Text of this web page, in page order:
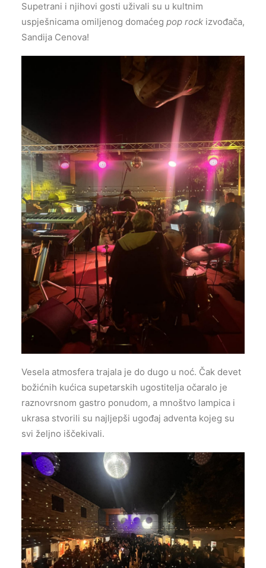
Supetrani i njihovi gosti uživali su u kultnim
uspješnicama omiljenog domaćeg pop rock izvođača,
Sandija Cenova!
Vesela atmosfera trajala je do dugo u noć. Čak devet
božićnih kućica supetarskih ugostitelja očaralo je
raznovrsnom gastro ponudom, a mnoštvo lampica i
ukrasa stvorili su najljepši ugođaj adventa kojeg su
svi željno iščekivali.